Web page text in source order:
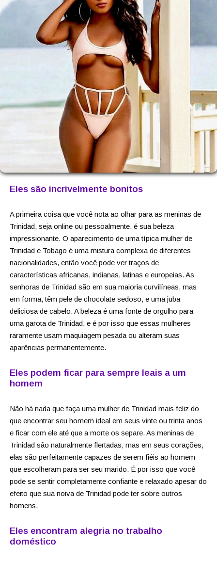
Eles são incrivelmente bonitos
A primeira coisa que você nota ao olhar para as meninas de
Trinidad, seja online ou pessoalmente, é sua beleza
impressionante. O aparecimento de uma típica mulher de
Trinidad e Tobago é uma mistura complexa de diferentes
nacionalidades, então você pode ver traços de
características africanas, indianas, latinas e europeias. As
senhoras de Trinidad são em sua maioria curvilíneas, mas
em forma, têm pele de chocolate sedoso, e uma juba
deliciosa de cabelo. A beleza é uma fonte de orgulho para
uma garota de Trinidad, e é por isso que essas mulheres
raramente usam maquiagem pesada ou alteram suas
aparências permanentemente.
Eles podem ficar para sempre leais a um
homem
Não há nada que faça uma mulher de Trinidad mais feliz do
que encontrar seu homem ideal em seus vinte ou trinta anos
e ficar com ele até que a morte os separe. As meninas de
Trinidad são naturalmente flertadas, mas em seus corações,
elas são perfeitamente capazes de serem fiéis ao homem
que escolheram para ser seu marido. É por isso que você
pode se sentir completamente confiante e relaxado apesar do
efeito que sua noiva de Trinidad pode ter sobre outros
homens.
Eles encontram alegria no trabalho
doméstico